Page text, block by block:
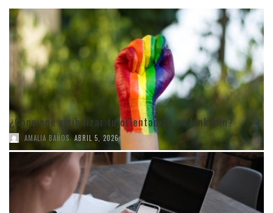
¿Conviene visibilizar tu orientación en LinkedIn?
AMALIA BAÑOS, ABRIL 5, 2026